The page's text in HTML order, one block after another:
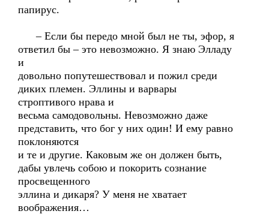
папирус.
– Если бы передо мной был не ты, эфор, я
ответил бы – это невозможно. Я знаю Элладу
и
довольно попутешествовал и пожил среди
диких племен. Эллины и варвары
строптивого нрава и
весьма самодовольны. Невозможно даже
представить, что бог у них один! И ему равно
поклоняются
и те и другие. Каковым же он должен быть,
дабы увлечь собою и покорить сознание
просвещенного
эллина и дикаря? У меня не хватает
воображения…